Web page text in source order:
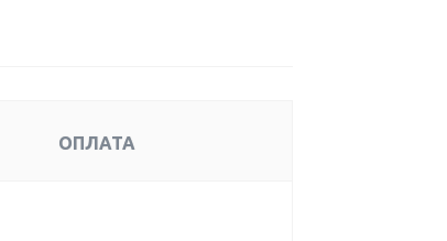
ОПЛАТА